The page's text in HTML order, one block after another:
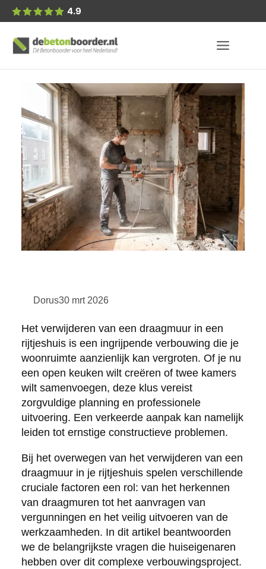
4.9
Posted
by:
Dorus30 mrt 2026
Het verwijderen van een draagmuur in een
rijtjeshuis is een ingrijpende verbouwing die je
woonruimte aanzienlijk kan vergroten. Of je nu
een open keuken wilt creëren of twee kamers
wilt samenvoegen, deze klus vereist
zorgvuldige planning en professionele
uitvoering. Een verkeerde aanpak kan namelijk
leiden tot ernstige constructieve problemen.
Bij het overwegen van het verwijderen van een
draagmuur in je rijtjeshuis spelen verschillende
cruciale factoren een rol: van het herkennen
van draagmuren tot het aanvragen van
vergunningen en het veilig uitvoeren van de
werkzaamheden. In dit artikel beantwoorden
we de belangrijkste vragen die huiseigenaren
hebben over dit complexe verbouwingsproject.